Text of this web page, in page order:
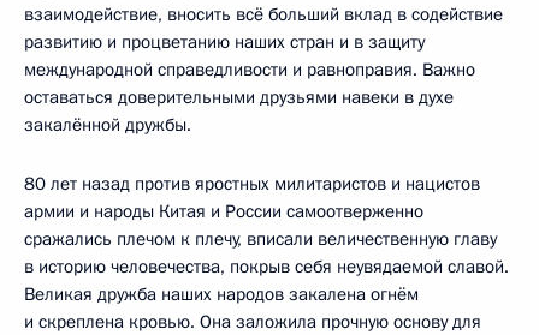
взаимодействие, вносить всё больший вклад в содействие
развитию и процветанию наших стран и в защиту
международной справедливости и равноправия. Важно
оставаться доверительными друзьями навеки в духе
закалённой дружбы.
80 лет назад против яростных милитаристов и нацистов
армии и народы Китая и России самоотверженно
сражались плечом к плечу, вписали величественную главу
в историю человечества, покрыв себя неувядаемой славой.
Великая дружба наших народов закалена огнём
и скреплена кровью. Она заложила прочную основу для